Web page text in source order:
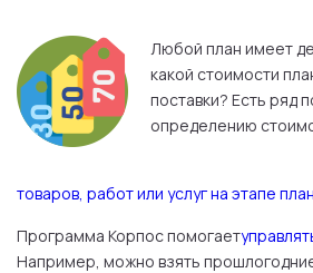
Любой план имеет
какой стоимости
поставки? Есть ряд
определению
товаров, работ или услуг на этапе
Программа Корпос помогает
Например, можно взять